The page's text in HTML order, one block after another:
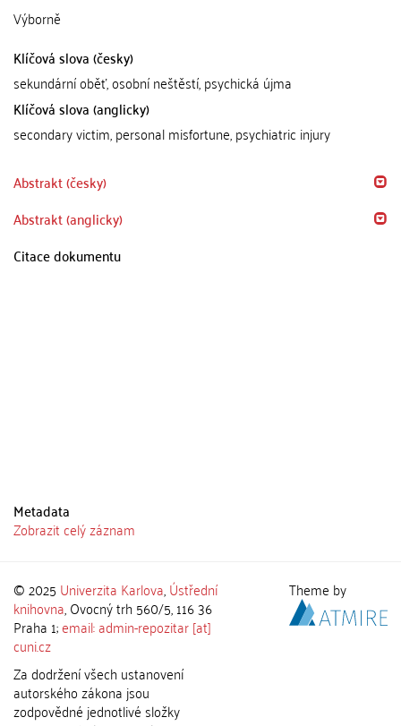
Výborně
Klíčová slova (česky)
sekundární oběť, osobní neštěstí, psychická újma
Klíčová slova (anglicky)
secondary victim, personal misfortune, psychiatric injury
Abstrakt (česky)
Abstrakt (anglicky)
Citace dokumentu
Metadata
Zobrazit celý záznam
© 2025 Univerzita Karlova,Ústřední
knihovna, Ovocný trh 560/5, 116 36
Praha 1;email: admin-repozitar [at]
cuni.cz
Za dodržení všech ustanovení
autorského zákona jsou
zodpovědné jednotlivé složky
Theme by